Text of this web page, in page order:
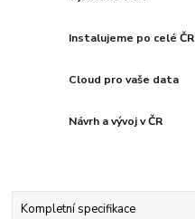
Instalujeme po celé ČR
Cloud pro vaše data
Návrh a vývoj v ČR
Kompletní specifikace